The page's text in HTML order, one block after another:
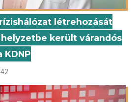
létrehozását
került várandós
KDNP